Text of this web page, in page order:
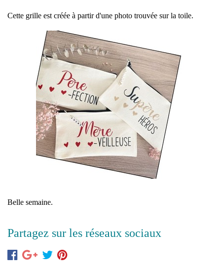
Cette grille est créée à partir d'une photo trouvée sur la toile.
Belle semaine.
Partagez sur les réseaux sociaux